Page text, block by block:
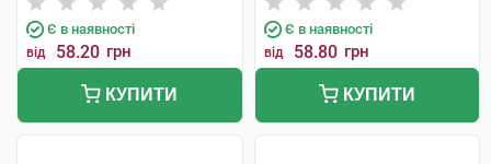
Є в наявності
від 58.20 грн
КУПИТИ
Є в наявності
від 58.80 грн
КУПИТИ